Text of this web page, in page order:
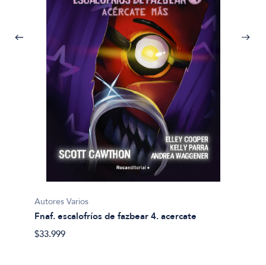
Autores Varios
Fnaf. escalofríos de fazbear 4. acercate
$33.999